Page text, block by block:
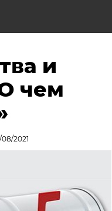
и
чем
2021